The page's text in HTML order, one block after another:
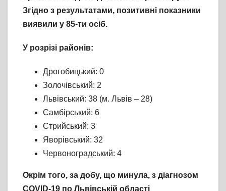
Згідно з результатами, позитивні показники
виявили у 85-ти осіб.
У розрізі районів:
Дрогобицький: 0
Золочівський: 2
Львівський: 38 (м. Львів – 28)
Самбірський: 6
Стрийський: 3
Яворівський: 32
Червоноградський: 4
Окрім того, за добу, що минула, з діагнозом
COVID-19 по Львівській області